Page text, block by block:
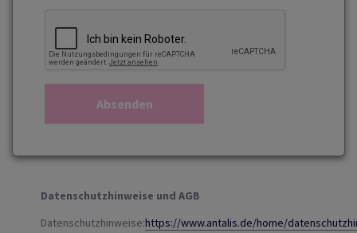
Datenschutzhinweise und AGB
Datenschutzhinweise:https://www.antalis.de/home/